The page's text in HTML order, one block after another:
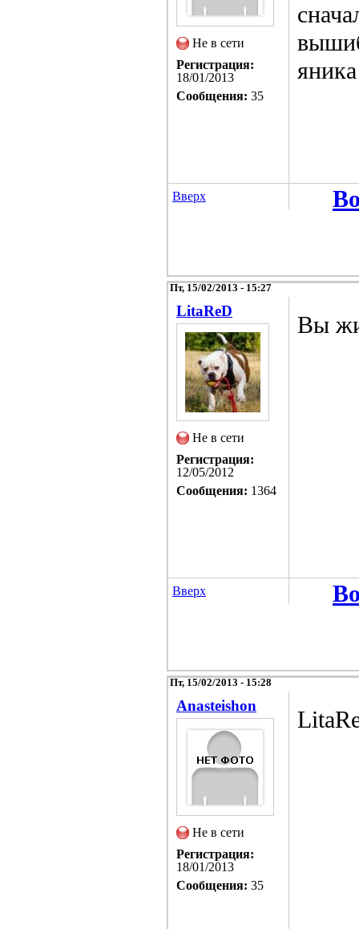
Не в сети
Регистрация:
18/01/2013
Сообщения: 35
Вверх
Пт, 15/02/2013 - 15:27
LitaReD
Не в сети
Регистрация:
12/05/2012
Сообщения: 1364
Вы
Вверх
Пт, 15/02/2013 - 15:28
Anasteishon
Не в сети
Регистрация:
18/01/2013
Сообщения: 35